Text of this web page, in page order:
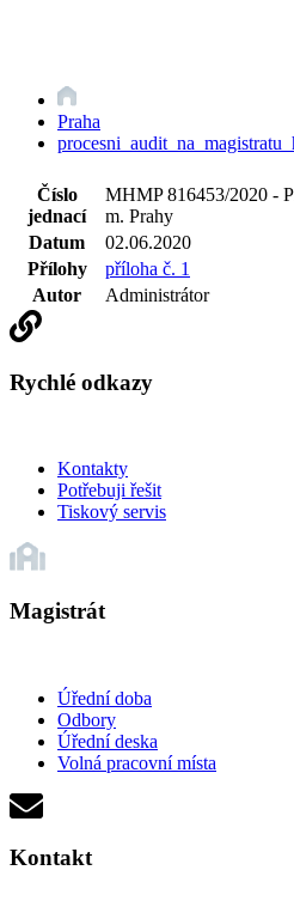
Praha
Číslo
jednací
MHMP 816453/2020 -
m. Prahy
Datum
02.06.2020
Přílohy
příloha č. 1
Autor
Administrátor
Rychlé odkazy
Kontakty
Potřebuji řešit
Tiskový servis
Magistrát
Úřední doba
Odbory
Úřední deska
Volná pracovní místa
Kontakt